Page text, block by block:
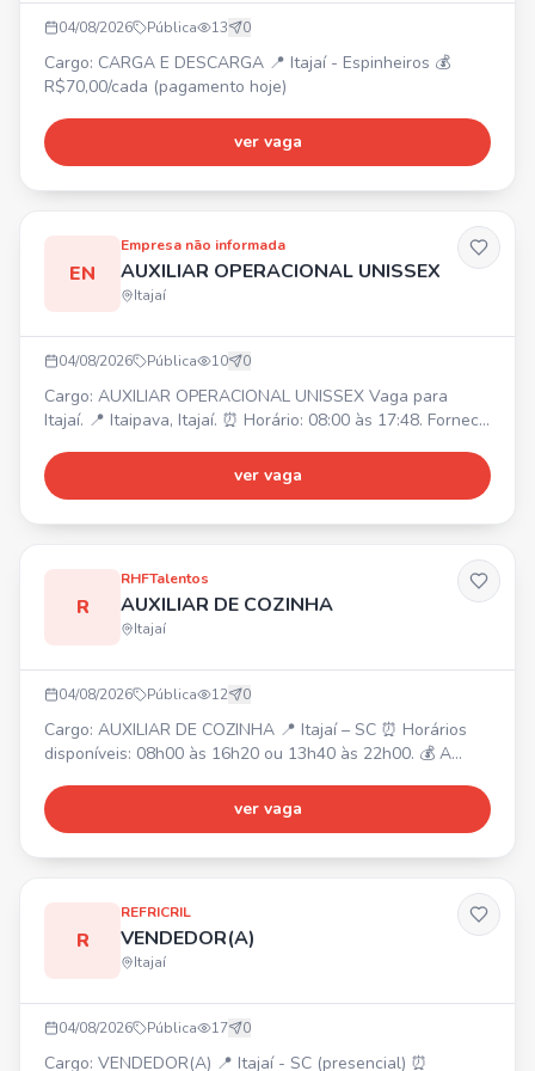
04/08/2026 Pública 13 0
Cargo: CARGA E DESCARGA 📍 Itajaí - Espinheiros 💰
R$70,00/cada (pagamento hoje)
ver vaga
EN
Empresa não informada
AUXILIAR OPERACIONAL UNISSEX
Itajaí
04/08/2026 Pública 10 0
Cargo: AUXILIAR OPERACIONAL UNISSEX Vaga para
Itajaí. 📍 Itaipava, Itajaí. ⏰ Horário: 08:00 às 17:48. Fornece
Itajaí.
ver vaga
R
RHFTalentos
AUXILIAR DE COZINHA
Itajaí
04/08/2026 Pública 12 0
Cargo: AUXILIAR DE COZINHA 📍 Itajaí – SC ⏰ Horários
disponíveis: 08h00 às 16h20 ou 13h40 às 22h00. 💰 A
Organização, Responsabilidade. Experiência prévia em
cozinha é um diferencial.
ver vaga
R
REFRICRIL
VENDEDOR(A)
Itajaí
04/08/2026 Pública 17 0
Cargo: VENDEDOR(A) 📍 Itajaí - SC (presencial) ⏰